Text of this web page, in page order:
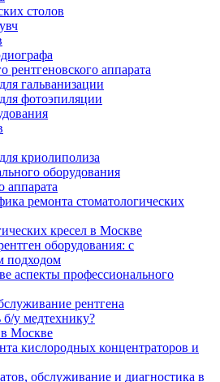
столов
рентгеновского аппарата
гальванизации
фотоэпиляции
криолиполиза
оборудования
аппарата
ремонта стоматологических
кресел в Москве
оборудования: с
подходом
аспекты профессионального
рентгена
у медтехнику?
в Москве
кислородных концентраторов и
обслуживание и диагностика в